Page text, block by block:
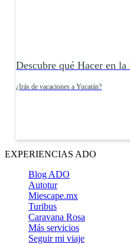
Descubre qué Hacer en
¿Irás de vacaciones a Yucatán?
EXPERIENCIAS ADO
Blog ADO
Autotur
Miescape.mx
Turibus
Caravana Rosa
Más servicios
Seguir mi viaje